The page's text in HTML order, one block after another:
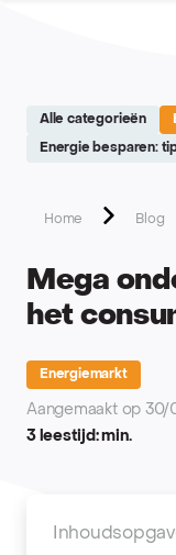
Alle categorieën
Energie besparen:
Home Blog
Mega
het
Energiemarkt
Aangemaakt op 30/
3 leestijd: min.